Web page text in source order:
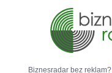
Biznesradar bez reklam?